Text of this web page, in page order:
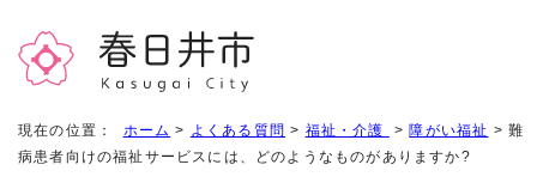
現在の位置： ホーム > よくある質問 > 福祉・介護 >障がい福祉 > 難
病患者向けの福祉サービスには、どのようなものがありますか?